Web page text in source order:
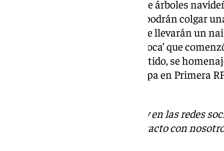
Por último, el club repartirá siete árboles
estadio, donde sus aficionados podrán colgar
Todos aquellos que participen se llevarán un
especial a la ya famosa ‘gitana loca’ que
Además, en el minuto 12 del partido, se
indudable apoyo durante su etapa en Primera
Descubre más noticias de 101Tv en las redes
. Puedes ponerte en contacto con